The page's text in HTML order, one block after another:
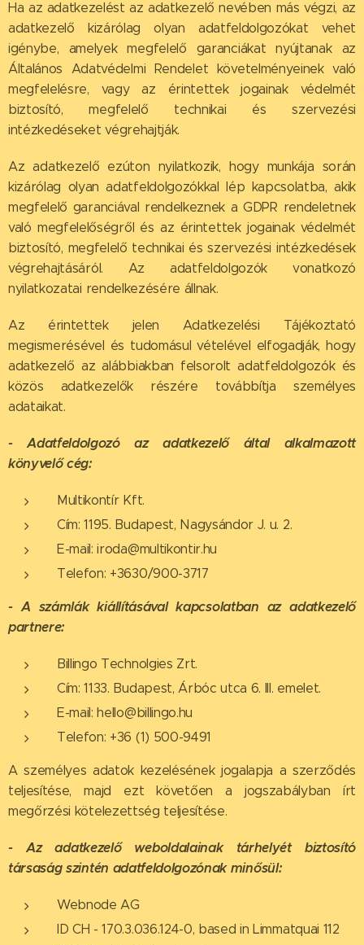
Ha az adatkezelést az adatkezelő nevében más végzi, az
adatkezelő kizárólag olyan adatfeldolgozókat vehet
igénybe, amelyek megfelelő garanciákat nyújtanak az
Általános Adatvédelmi Rendelet követelményeinek való
megfelelésre, vagy az érintettek jogainak védelmét
biztosító, megfelelő technikai és szervezési
intézkedéseket végrehajtják.
Az adatkezelő ezúton nyilatkozik, hogy munkája során
kizárólag olyan adatfeldolgozókkal lép kapcsolatba, akik
megfelelő garanciával rendelkeznek a GDPR rendeletnek
való megfelelőségről és az érintettek jogainak védelmét
biztosító, megfelelő technikai és szervezési intézkedések
végrehajtásáról. Az adatfeldolgozók vonatkozó
nyilatkozatai rendelkezésére állnak.
Az érintettek jelen Adatkezelési Tájékoztató
megismerésével és tudomásul vételével elfogadják, hogy
adatkezelő az alábbiakban felsorolt adatfeldolgozók és
közös adatkezelők részére továbbítja személyes
adataikat.
- Adatfeldolgozó az adatkezelő által alkalmazott
könyvelő cég:
Multikontír Kft.
Cím: 1195. Budapest, Nagysándor J. u. 2.
E-mail: iroda@multikontir.hu
Telefon: +3630/900-3717
- A számlák kiállításával kapcsolatban az adatkezelő
partnere:
Billingo Technolgies Zrt.
Cím: 1133. Budapest, Árbóc utca 6. III. emelet.
E-mail: hello@billingo.hu
Telefon: +36 (1) 500-9491
A személyes adatok kezelésének jogalapja a szerződés
teljesítése, majd ezt követően a jogszabályban írt
megőrzési kötelezettség teljesítése.
- Az adatkezelő weboldalainak tárhelyét biztosító
társaság szintén adatfeldolgozónak minősül:
Webnode AG
ID CH - 170.3.036.124-0, based in Limmatquai 112